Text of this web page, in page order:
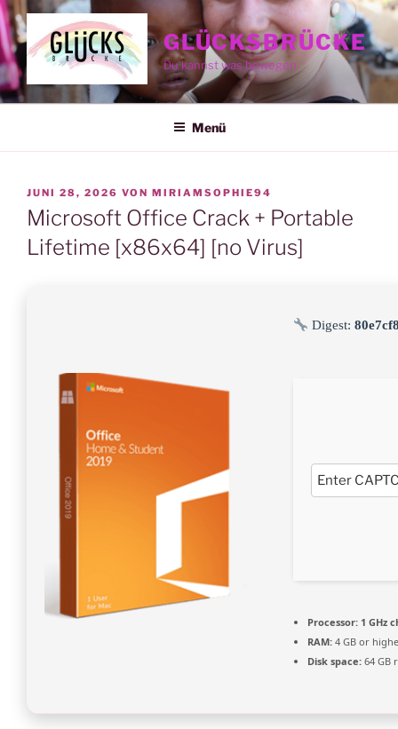
Zum
Inhalt
springen
GLÜCKSBRÜCKE
Du kannst was bewegen
Menü
VERÖFFENTLICHT
AM
JUNI 28, 2026 VON MIRIAMSOPHIE94
Microsoft Office Crack + Portable
Lifetime [x86x64] [no Virus]
Digest:
Processor: 1 GHz
RAM: 4 GB or
Disk space: 64 GB